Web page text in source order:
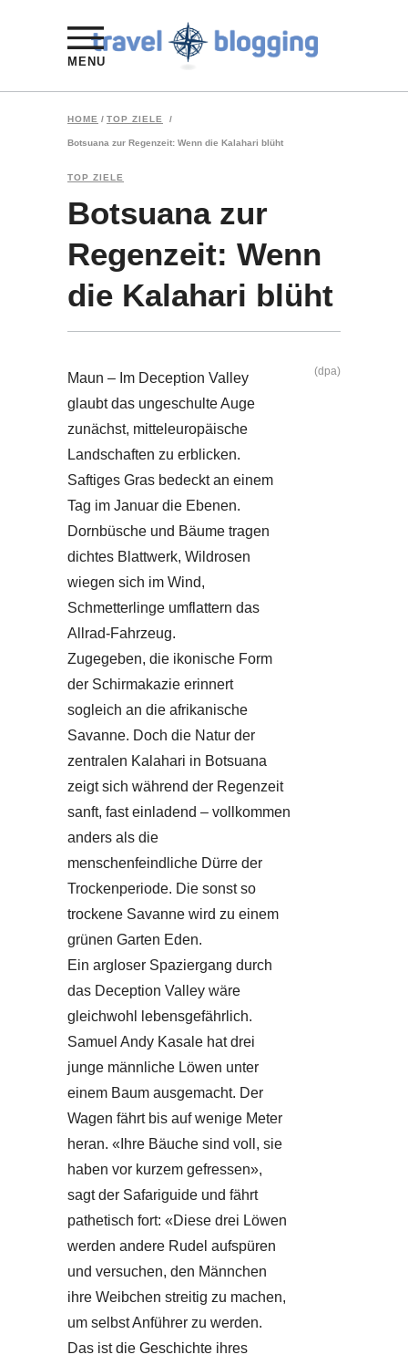
MENU
HOME / TOP ZIELE /
Botsuana zur Regenzeit: Wenn die Kalahari blüht
TOP ZIELE
Botsuana zur
Regenzeit: Wenn
die Kalahari blüht
Maun – Im Deception Valley
glaubt das ungeschulte Auge
zunächst, mitteleuropäische
Landschaften zu erblicken.
Saftiges Gras bedeckt an einem
Tag im Januar die Ebenen.
Dornbüsche und Bäume tragen
dichtes Blattwerk, Wildrosen
wiegen sich im Wind,
Schmetterlinge umflattern das
Allrad-Fahrzeug.
Zugegeben, die ikonische Form
der Schirmakazie erinnert
sogleich an die afrikanische
Savanne. Doch die Natur der
zentralen Kalahari in Botsuana
zeigt sich während der Regenzeit
sanft, fast einladend – vollkommen
anders als die
menschenfeindliche Dürre der
Trockenperiode. Die sonst so
trockene Savanne wird zu einem
grünen Garten Eden.
Ein argloser Spaziergang durch
das Deception Valley wäre
gleichwohl lebensgefährlich.
Samuel Andy Kasale hat drei
junge männliche Löwen unter
einem Baum ausgemacht. Der
Wagen fährt bis auf wenige Meter
heran. «Ihre Bäuche sind voll, sie
haben vor kurzem gefressen»,
sagt der Safariguide und fährt
pathetisch fort: «Diese drei Löwen
werden andere Rudel aufspüren
und versuchen, den Männchen
ihre Weibchen streitig zu machen,
um selbst Anführer zu werden.
Das ist die Geschichte ihres
(dpa)